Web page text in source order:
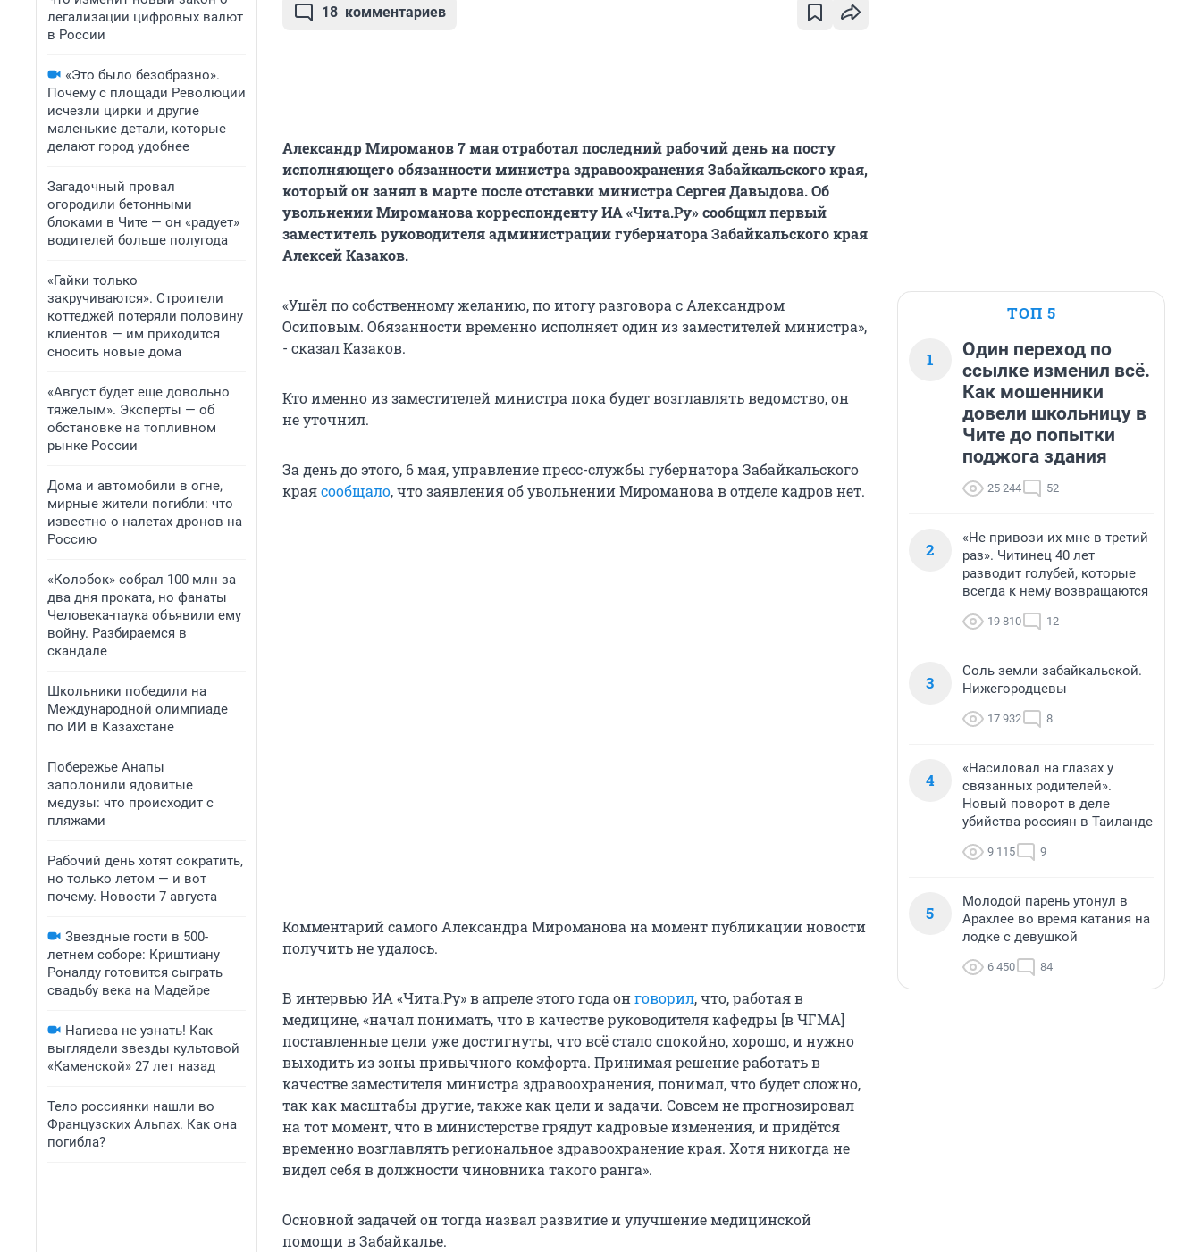
легализации цифровых валют
в России
«Это было безобразно».
Почему с площади Революции
исчезли цирки и другие
маленькие детали, которые
делают город удобнее
Загадочный провал
огородили бетонными
блоками в Чите — он «радует»
водителей больше полугода
«Гайки только
закручиваются». Строители
коттеджей потеряли половину
клиентов — им приходится
сносить новые дома
«Август будет еще довольно
тяжелым». Эксперты — об
обстановке на топливном
рынке России
Дома и автомобили в огне,
мирные жители погибли: что
известно о налетах дронов на
Россию
«Колобок» собрал 100 млн за
два дня проката, но фанаты
Человека-паука объявили ему
войну. Разбираемся в
скандале
Школьники победили на
Международной олимпиаде
по ИИ в Казахстане
Побережье Анапы
заполонили ядовитые
медузы: что происходит с
пляжами
Рабочий день хотят сократить,
но только летом — и вот
почему. Новости 7 августа
Звездные гости в 500-
летнем соборе: Криштиану
Роналду готовится сыграть
свадьбу века на Мадейре
Нагиева не узнать! Как
выглядели звезды культовой
«Каменской» 27 лет назад
Тело россиянки нашли во
Французских Альпах. Как она
погибла?
18 комментариев
Александр Мироманов 7 мая отработал последний рабочий день на посту
исполняющего обязанности министра здравоохранения Забайкальского края,
который он занял в марте после отставки министра Сергея Давыдова. Об
увольнении Мироманова корреспонденту ИА «Чита.Ру» сообщил первый
заместитель руководителя администрации губернатора Забайкальского края
Алексей Казаков.
«Ушёл по собственному желанию, по итогу разговора с Александром
Осиповым. Обязанности временно исполняет один из заместителей министра»,
- сказал Казаков.
Кто именно из заместителей министра пока будет возглавлять ведомство, он
не уточнил.
За день до этого, 6 мая, управление пресс-службы губернатора Забайкальского
краясообщало, что заявления об увольнении Мироманова в отделе кадров нет.
Комментарий самого Александра Мироманова на момент публикации новости
получить не удалось.
В интервью ИА «Чита.Ру» в апреле этого года онговорил, что, работая в
медицине, «начал понимать, что в качестве руководителя кафедры [в ЧГМА]
поставленные цели уже достигнуты, что всё стало спокойно, хорошо, и нужно
выходить из зоны привычного комфорта. Принимая решение работать в
качестве заместителя министра здравоохранения, понимал, что будет сложно,
так как масштабы другие, также как цели и задачи. Совсем не прогнозировал
на тот момент, что в министерстве грядут кадровые изменения, и придётся
временно возглавлять региональное здравоохранение края. Хотя никогда не
видел себя в должности чиновника такого ранга».
Основной задачей он тогда назвал развитие и улучшение медицинской
помощи в Забайкалье.
ТОП 5
1
Один переход по
ссылке изменил всё.
Как мошенники
довели школьницу в
Чите до попытки
поджога здания
25 244 52
2
«Не привози их мне в третий
раз». Читинец 40 лет
разводит голубей, которые
всегда к нему возвращаются
19 810 12
3
Соль земли забайкальской.
Нижегородцевы
17 932 8
4
«Насиловал на глазах у
связанных родителей».
Новый поворот в деле
убийства россиян в Таиланде
9 115 9
5
Молодой парень утонул в
Арахлее во время катания на
лодке с девушкой
6 450 84